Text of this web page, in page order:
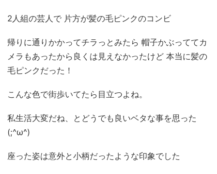
2人組の芸人で 片方が髪の毛ピンクのコンビ
帰りに通りかかってチラっとみたら 帽子かぶっててカ
メラもあったから良くは見えなかったけど 本当に髪の
毛ピンクだった！
こんな色で街歩いてたら目立つよね。
私生活大変だね、とどうでも良いベタな事を思った
(;^ω^)
座った姿は意外と小柄だったような印象でした